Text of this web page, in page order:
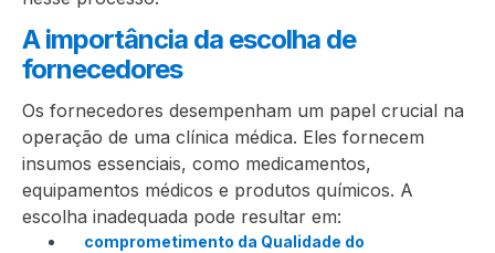
A importância da escolha de
fornecedores
Os fornecedores desempenham um papel crucial na
operação de uma clínica médica. Eles fornecem
insumos essenciais, como medicamentos,
equipamentos médicos e produtos químicos. A
escolha inadequada pode resultar em:
comprometimento da Qualidade do